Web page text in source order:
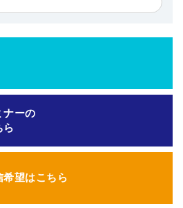
ナーの
ら
希望はこちら